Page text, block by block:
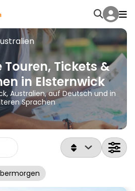
Touren, Tickets &
in Elsternwick
Australien, auf Deutsch und in
Sprachen